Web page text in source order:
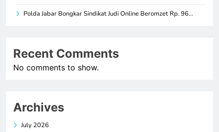
Polda Jabar Bongkar Sindikat Judi Online Beromzet Rp. 96…
Recent Comments
No comments to show.
Archives
July 2026